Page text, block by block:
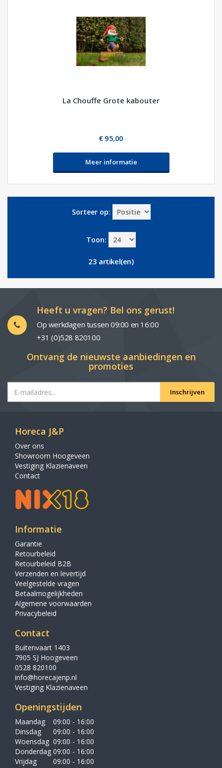
La Chouffe Grote kabouter
€ 95,00
Meer informatie
Sorteer op:
Toon:
23 artikel(en)
Heeft u vragen? Bel ons gerust!
Op werkdagen tussen 09:00 en 16:00
+31 (0)528 820100
Ontvang de nieuwste aanbiedingen en
promoties
Inschrijven
Horeca J&P
Over ons
Showroom Hoogeveen
Vestiging Klazienaveen
Contact
Informatie
Garantie
Retourbeleid
Retourbeleid B2B
Verzenden en levertijd
Veelgestelde vragen
Betaalmogelijkheden
Algemene voorwaarden
Privacybeleid
Contact
Buitenvaart 1403
7905 SJ Hoogeveen
0528 820100
info@horecajenp.nl
Vestiging Klazienaveen
Openingstijden
Maandag
09:00 - 16:00
Dinsdag
09:00 - 16:00
Woensdag 09:00 - 16:00
Donderdag 09:00 - 16:00
Vrijdag
09:00 - 16:00